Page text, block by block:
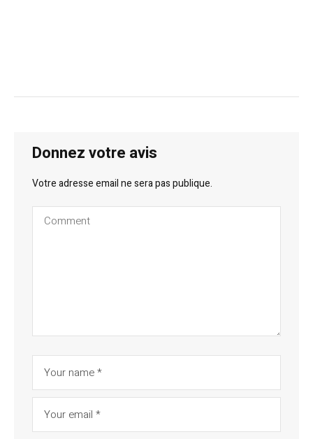
Donnez votre avis
Votre adresse email ne sera pas publique.